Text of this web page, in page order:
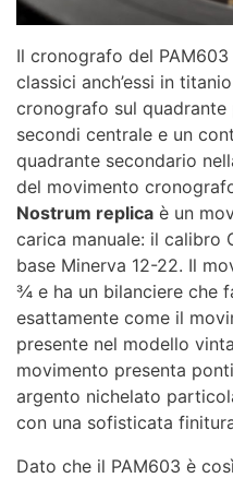
Il cronografo del
classici anch’essi in
cronografo sul quadrante
secondi centrale e un
quadrante secondario
del movimento
Nostrum replica è un
carica manuale: il calibro
base Minerva 12-22. Il
¾ e ha un bilanciere che
esattamente come il
presente nel modello
movimento presenta
argento nichelato
con una sofisticata
Dato che il PAM603 è